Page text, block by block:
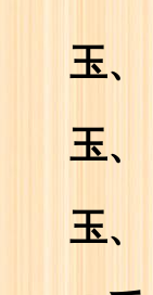
玉、
玉、
玉、